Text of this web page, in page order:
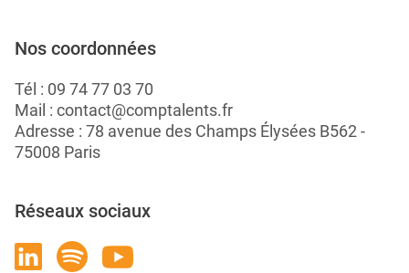
Nos coordonnées
Tél : 09 74 77 03 70
Mail : contact@comptalents.fr
Adresse : 78 avenue des Champs Élysées B562 -
75008 Paris
Réseaux sociaux